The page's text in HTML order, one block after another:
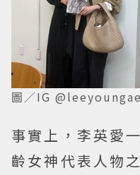
圖／IG
事實上，李英愛
齡女神代表人物